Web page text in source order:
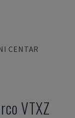
CENTAR
VTXZ